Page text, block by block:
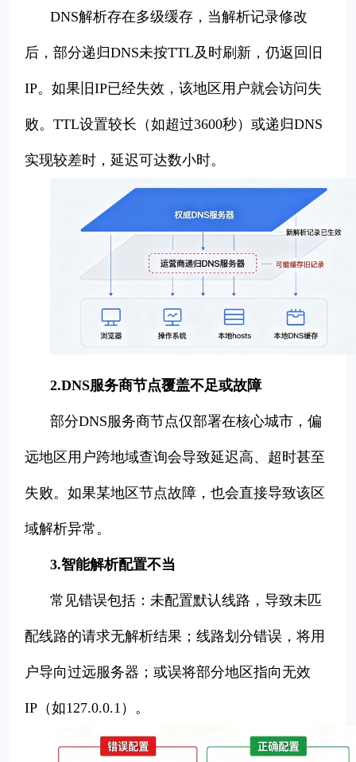
DNS解析存在多级缓存，当解析记录修改
后，部分递归DNS未按TTL及时刷新，仍返回旧
IP。如果旧IP已经失效，该地区用户就会访问失
败。TTL设置较长（如超过3600秒）或递归DNS
实现较差时，延迟可达数小时。
2.DNS服务商节点覆盖不足或故障
部分DNS服务商节点仅部署在核心城市，偏
远地区用户跨地域查询会导致延迟高、超时甚至
失败。如果某地区节点故障，也会直接导致该区
域解析异常。
3.智能解析配置不当
常见错误包括：未配置默认线路，导致未匹
配线路的请求无解析结果；线路划分错误，将用
户导向过远服务器；或误将部分地区指向无效
IP（如127.0.0.1）。